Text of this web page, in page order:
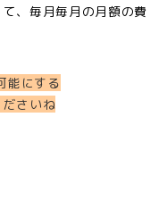
、毎月毎月の月額の費
能にする
さいね